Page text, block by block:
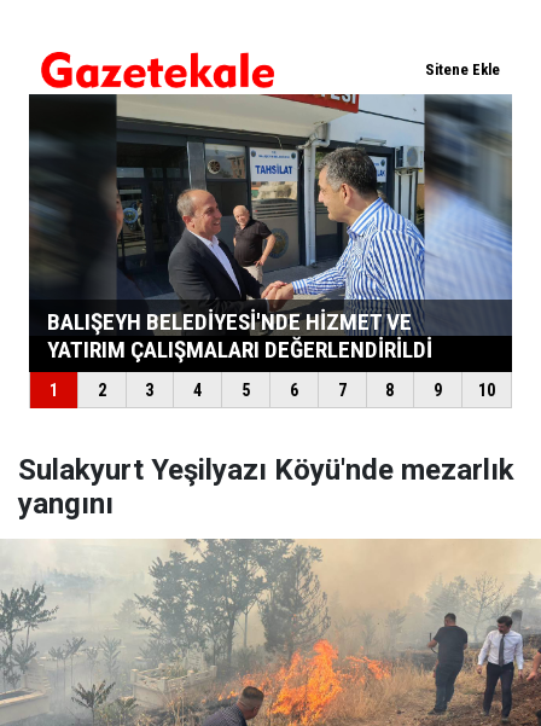
Sulakyurt Yeşilyazı Köyü'nde mezarlık
yangını